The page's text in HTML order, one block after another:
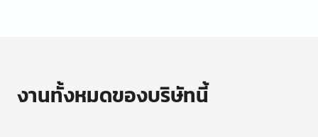
งานทั้งหมดของบริษัทนี้